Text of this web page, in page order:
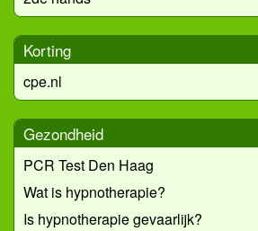
Korting
cpe.nl
Gezondheid
PCR Test Den Haag
Wat is hypnotherapie?
Is hypnotherapie gevaarlijk?